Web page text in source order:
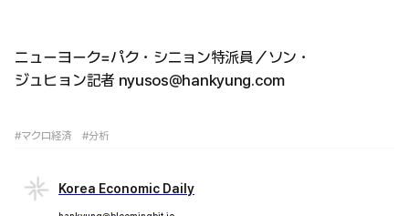
ニューヨーク=パク・シニョン特派員／ソン・
ジュヒョン記者 nyusos@hankyung.com
#マクロ経済 #分析
Korea Economic Daily